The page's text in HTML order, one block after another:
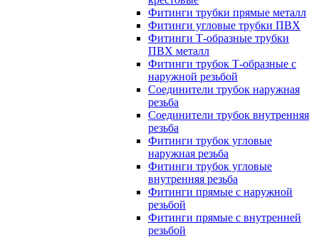
Фитинги трубки прямые металл
Фитинги угловые трубки ПВХ
Фитинги Т-образные трубки
ПВХ металл
Фитинги трубок Т-образные с
наружной резьбой
Соединители трубок наружная
резьба
Соединители трубок внутренняя
резьба
Фитинги трубок угловые
наружная резьба
Фитинги трубок угловые
внутренняя резьба
Фитинги прямые с наружной
резьбой
Фитинги прямые с внутренней
резьбой